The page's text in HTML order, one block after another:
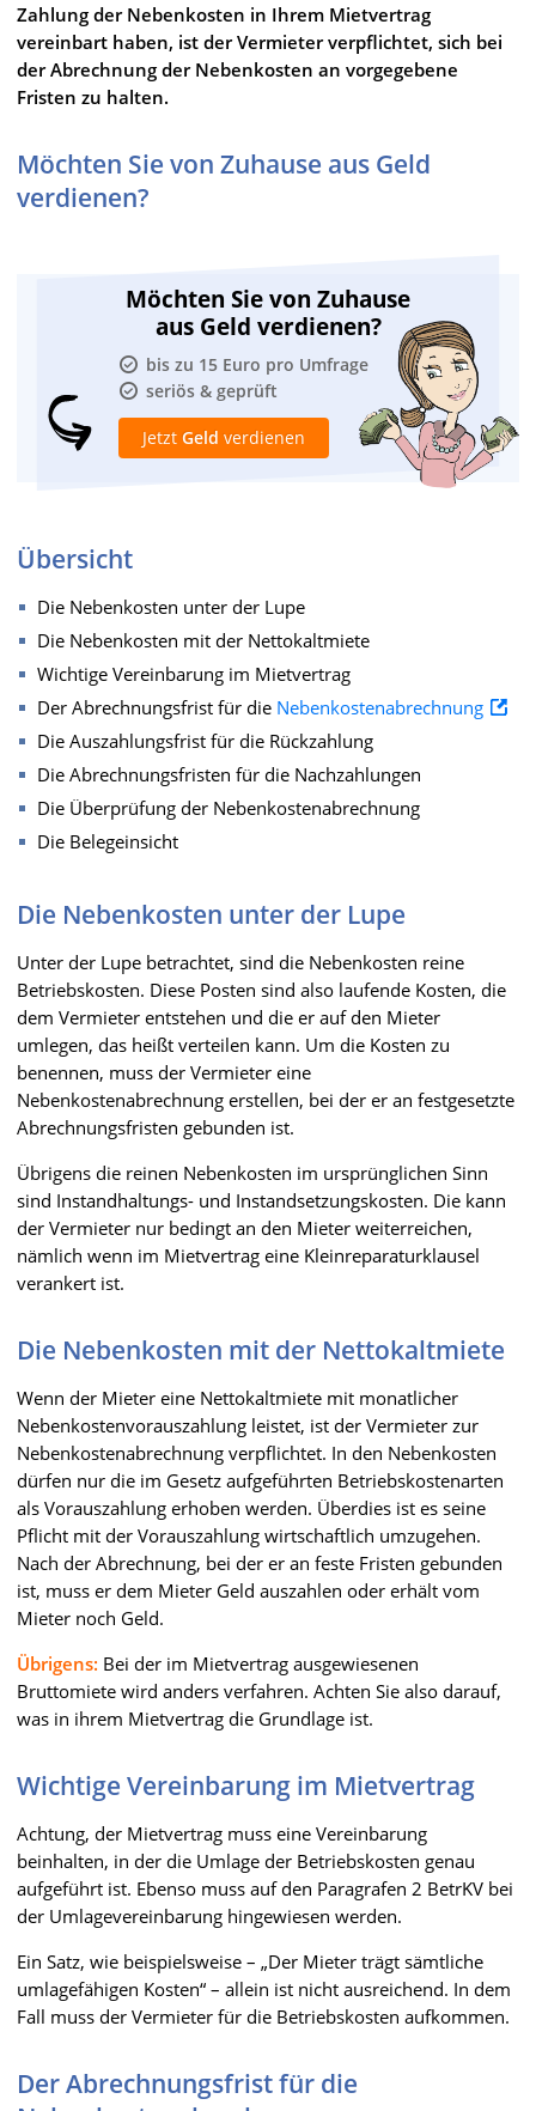
Zahlung der Nebenkosten in Ihrem Mietvertrag
vereinbart haben, ist der Vermieter verpflichtet, sich bei
der Abrechnung der Nebenkosten an vorgegebene
Fristen zu halten.
Möchten Sie von Zuhause aus Geld
verdienen?
Möchten Sie von Zuhause
aus Geld verdienen?
bis zu 15 Euro pro Umfrage
seriös & geprüft
Jetzt Geld verdienen
Übersicht
Die Nebenkosten unter der Lupe
Die Nebenkosten mit der Nettokaltmiete
Wichtige Vereinbarung im Mietvertrag
Der Abrechnungsfrist für die Nebenkostenabrechnung
Die Auszahlungsfrist für die Rückzahlung
Die Abrechnungsfristen für die Nachzahlungen
Die Überprüfung der Nebenkostenabrechnung
Die Belegeinsicht
Die Nebenkosten unter der Lupe
Unter der Lupe betrachtet, sind die Nebenkosten reine
Betriebskosten. Diese Posten sind also laufende Kosten, die
dem Vermieter entstehen und die er auf den Mieter
umlegen, das heißt verteilen kann. Um die Kosten zu
benennen, muss der Vermieter eine
Nebenkostenabrechnung erstellen, bei der er an festgesetzte
Abrechnungsfristen gebunden ist.
Übrigens die reinen Nebenkosten im ursprünglichen Sinn
sind Instandhaltungs- und Instandsetzungskosten. Die kann
der Vermieter nur bedingt an den Mieter weiterreichen,
nämlich wenn im Mietvertrag eine Kleinreparaturklausel
verankert ist.
Die Nebenkosten mit der Nettokaltmiete
Wenn der Mieter eine Nettokaltmiete mit monatlicher
Nebenkostenvorauszahlung leistet, ist der Vermieter zur
Nebenkostenabrechnung verpflichtet. In den Nebenkosten
dürfen nur die im Gesetz aufgeführten Betriebskostenarten
als Vorauszahlung erhoben werden. Überdies ist es seine
Pflicht mit der Vorauszahlung wirtschaftlich umzugehen.
Nach der Abrechnung, bei der er an feste Fristen gebunden
ist, muss er dem Mieter Geld auszahlen oder erhält vom
Mieter noch Geld.
Übrigens: Bei der im Mietvertrag ausgewiesenen
Bruttomiete wird anders verfahren. Achten Sie also darauf,
was in ihrem Mietvertrag die Grundlage ist.
Wichtige Vereinbarung im Mietvertrag
Achtung, der Mietvertrag muss eine Vereinbarung
beinhalten, in der die Umlage der Betriebskosten genau
aufgeführt ist. Ebenso muss auf den Paragrafen 2 BetrKV bei
der Umlagevereinbarung hingewiesen werden.
Ein Satz, wie beispielsweise – „Der Mieter trägt sämtliche
umlagefähigen Kosten“ – allein ist nicht ausreichend. In dem
Fall muss der Vermieter für die Betriebskosten aufkommen.
Der Abrechnungsfrist für die